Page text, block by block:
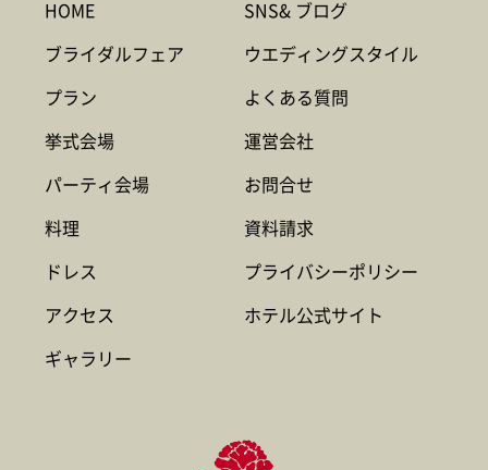
HOME
ブライダルフェア
プラン
挙式会場
パーティ会場
料理
ドレス
アクセス
ギャラリー
SNS& ブログ
ウエディングスタイル
よくある質問
運営会社
お問合せ
資料請求
プライバシーポリシー
ホテル公式サイト